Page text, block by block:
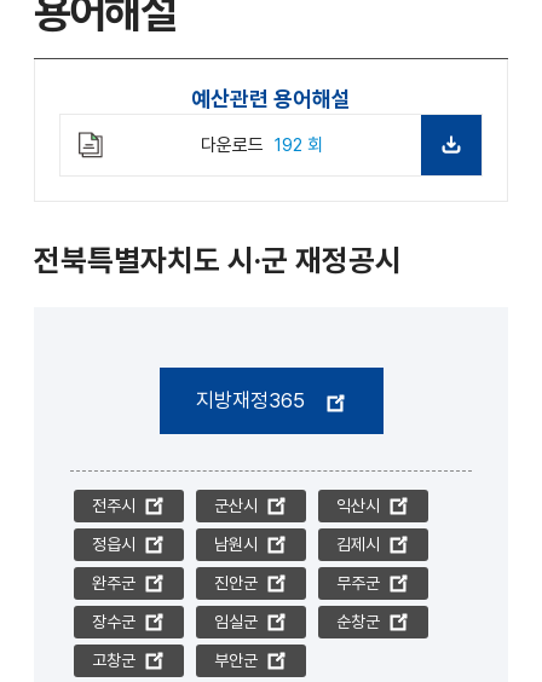
용어해설
예산관련 용어해설
다운로드 192 회
전북특별자치도 시·군 재정공시
지방재정365
전주시 군산시
익산시
정읍시
남원시
김제시
완주군
진안군
무주군
장수군
임실군
순창군
고창군
부안군